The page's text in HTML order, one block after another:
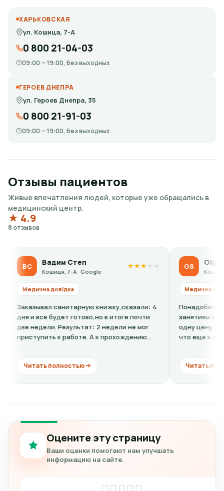
ХАРЬКОВСКАЯ
ул. Кошица, 7-А
0 800 21-04-03
09:00 — 19:00, Без выходных
ГЕРОЕВ ДНЕПРА
ул. Героев Днепра, 35
0 800 21-91-03
09:00 — 19:00, Без выходных
Отзывы пациентов
Живые впечатления людей, которые уже обращались в
медицинский центр.
★ 4.9
8 отзывов
Вадим Степ
Кошиця, 7-А · Google
довідка
санитарную книжку,сказали: 4
все будет готово,но в итоге почти
Результат: 2 недели не мог
к работе. А к прохождению
полностью
OS Olga Sidorova
Кошиця, 7-А ·
Медична довідка
Понадобилась ребенку
занятиям спортом. По
одну цену, по факту в
что еще к стоимости
Читать полностью
Оцените эту страницу
Ваши оценки помогают нам улучшать
информацию на сайте.